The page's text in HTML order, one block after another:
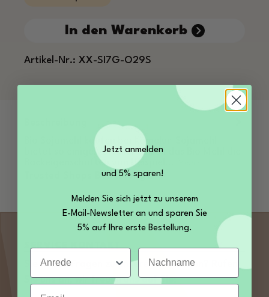
In den Warenkorb
Artikel-Nr.: XX-SI7G-O29S
Bio Sojamehl kaufen bei Kamelur Sojamehl
bietet so einige Vorteile. So soll das Bio Mehl die
Backeigenschaften von beispiel…
Trusted Shops Bewertungen
SERVICE KONTAKT
Sie haben Fragen zu unseren Produkten? Rufen
Sie uns an, wir freuen uns auf Sie:
Jetzt anmelden
und 5% sparen!
Melden Sie sich jetzt zu unserem
E-Mail-Newsletter an und sparen Sie
5% auf Ihre erste Bestellung.
Anrede Nachname
Email